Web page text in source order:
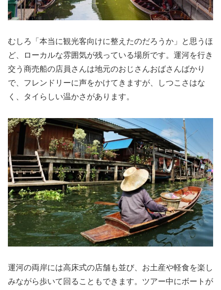
むしろ「本当に観光客向けに整えたのだろうか」と思うほ
ど、ローカルな雰囲気が残っている場所です。運河を行き
交う商売船の店員さんは地元のおじさんおばさんばかり
で、フレンドリーに声をかけてきますが、しつこさはな
く、タイらしい温かさがあります。
運河の両岸には高床式の店舗も並び、お土産や軽食を楽し
みながら歩いて回ることもできます。ツアー中にボートが